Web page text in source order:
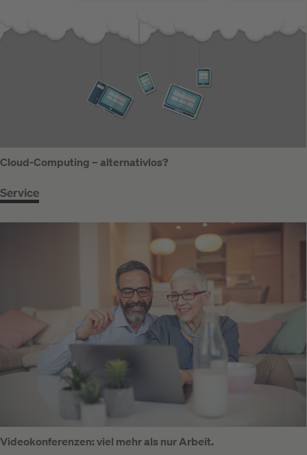
Cloud-Computing – alternativlos?
Service
Videokonferenzen: viel mehr als nur Arbeit.